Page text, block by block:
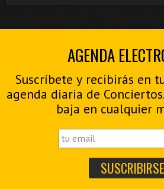
AGENDA
Suscríbete y recibirás en
agenda diaria de
baja en cualquier